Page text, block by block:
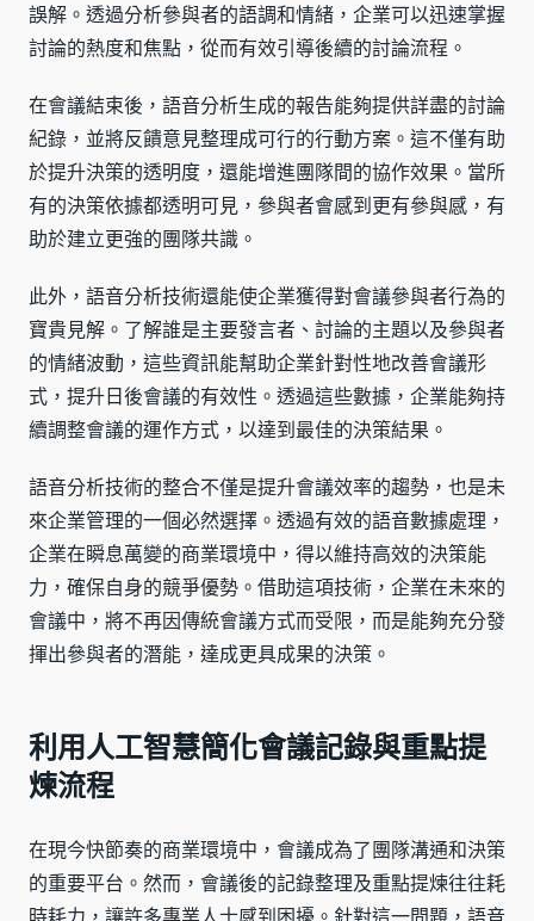
誤解。透過分析參與者的語調和情緒，企業可以迅速掌握
討論的熱度和焦點，從而有效引導後續的討論流程。
在會議結束後，語音分析生成的報告能夠提供詳盡的討論
紀錄，並將反饋意見整理成可行的行動方案。這不僅有助
於提升決策的透明度，還能增進團隊間的協作效果。當所
有的決策依據都透明可見，參與者會感到更有參與感，有
助於建立更強的團隊共識。
此外，語音分析技術還能使企業獲得對會議參與者行為的
寶貴見解。了解誰是主要發言者、討論的主題以及參與者
的情緒波動，這些資訊能幫助企業針對性地改善會議形
式，提升日後會議的有效性。透過這些數據，企業能夠持
續調整會議的運作方式，以達到最佳的決策結果。
語音分析技術的整合不僅是提升會議效率的趨勢，也是未
來企業管理的一個必然選擇。透過有效的語音數據處理，
企業在瞬息萬變的商業環境中，得以維持高效的決策能
力，確保自身的競爭優勢。借助這項技術，企業在未來的
會議中，將不再因傳統會議方式而受限，而是能夠充分發
揮出參與者的潛能，達成更具成果的決策。
利用人工智慧簡化會議記錄與重點提
煉流程
在現今快節奏的商業環境中，會議成為了團隊溝通和決策
的重要平台。然而，會議後的記錄整理及重點提煉往往耗